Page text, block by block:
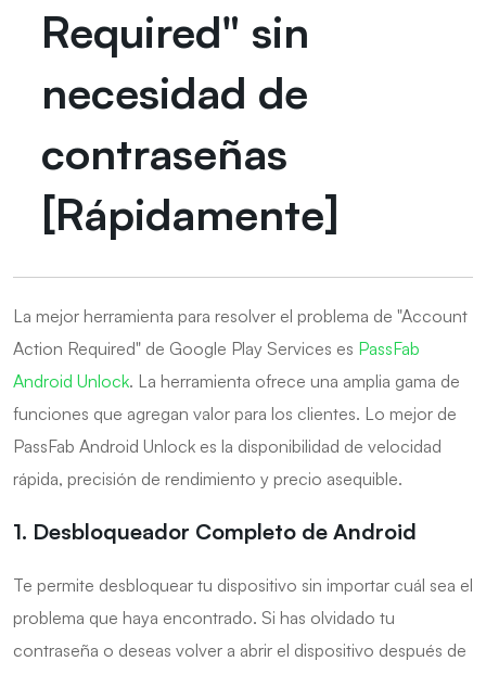
Required" sin
necesidad de
contraseñas
[Rápidamente]
La mejor herramienta para resolver el problema de "Account
Action Required" de Google Play Services es PassFab
Android Unlock. La herramienta ofrece una amplia gama de
funciones que agregan valor para los clientes. Lo mejor de
PassFab Android Unlock es la disponibilidad de velocidad
rápida, precisión de rendimiento y precio asequible.
1. Desbloqueador Completo de Android
Te permite desbloquear tu dispositivo sin importar cuál sea el
problema que haya encontrado. Si has olvidado tu
contraseña o deseas volver a abrir el dispositivo después de